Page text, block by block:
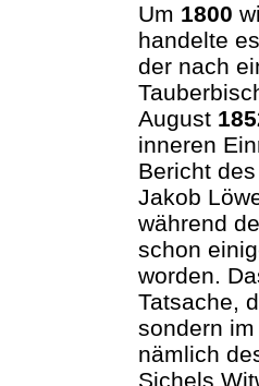
Um 1800
handelte
der nach
August
inneren
Bericht
Jakob
während
schon
worden.
Tatsache,
sondern
nämlich
Sichels